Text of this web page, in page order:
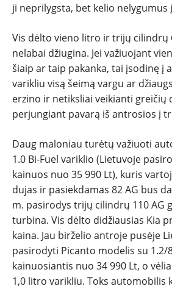
ji neprilygsta, bet kelio nelygumus
Vis dėlto vieno litro ir trijų cilindrų
nelabai džiugina. Jei važiuojant
šiaip ar taip pakanka, tai įsodinę į
varikliu visą šeimą vargu ar
erzino ir netiksliai veikianti greičių
perjungiant pavarą iš antrosios į
Daug maloniau turėtų važiuoti
1.0 Bi-Fuel variklio (Lietuvoje
kainuos nuo 35 990 Lt), kuris
dujas ir pasiekdamas 82 AG bus
m. pasirodys trijų cilindrų 110 AG
turbina. Vis dėlto didžiausias Kia
kaina. Jau birželio antroje pusėje
pasirodyti Picanto modelis su 1.2/
kainuosiantis nuo 34 990 Lt, o
1,0 litro varikliu. Toks automobilis